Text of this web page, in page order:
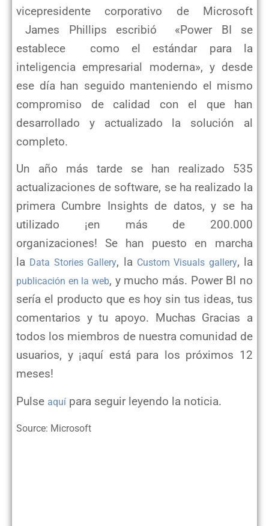
vicepresidente corporativo de Microsoft
James Phillips escribió «Power BI se
establece como el estándar para la
inteligencia empresarial moderna», y desde
ese día han seguido manteniendo el mismo
compromiso de calidad con el que han
desarrollado y actualizado la solución al
completo.
Un año más tarde se han realizado 535
actualizaciones de software, se ha realizado la
primera Cumbre Insights de datos, y se ha
utilizado ¡en más de 200.000
organizaciones! Se han puesto en marcha
la Data Stories Gallery, la Custom Visuals gallery, la
publicación en la web, y mucho más. Power BI no
sería el producto que es hoy sin tus ideas, tus
comentarios y tu apoyo. Muchas Gracias a
todos los miembros de nuestra comunidad de
usuarios, y ¡aquí está para los próximos 12
meses!
Pulse aquí para seguir leyendo la noticia.
Source: Microsoft